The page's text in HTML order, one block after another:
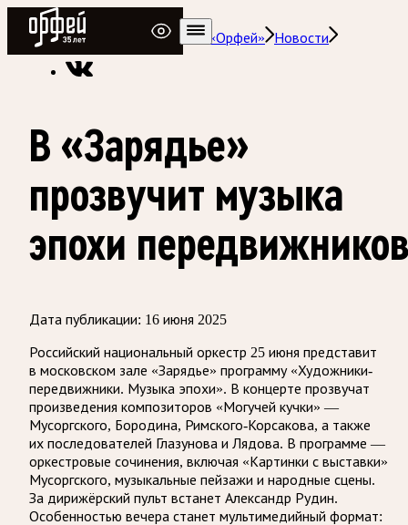
Радио Орфей
Радио классической музыки «Орфей»
Новости
В «Зарядье»
прозвучит музыка
эпохи
Дата публикации: 16 июня 2025
Российский национальный оркестр 25 июня представит
в московском зале «Зарядье» программу «Художники-
передвижники. Музыка эпохи». В концерте прозвучат
произведения композиторов «Могучей кучки» —
Мусоргского, Бородина, Римского-Корсакова, а также
их последователей Глазунова и Лядова. В программе —
оркестровые сочинения, включая «Картинки с выставки»
Мусоргского, музыкальные пейзажи и народные сцены.
За дирижёрский пульт встанет Александр Рудин.
Особенностью вечера станет мультимедийный формат: